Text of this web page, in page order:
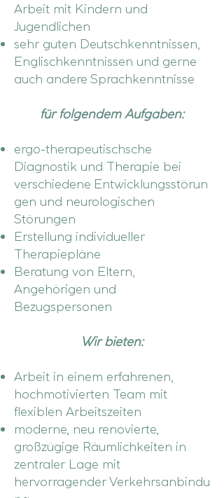
Arbeit mit Kindern und
Jugendlichen
sehr guten Deutschkenntnissen,
Englischkenntnissen und gerne
auch andere Sprachkenntnisse
für folgendem Aufgaben:
ergo-therapeutischsche
Diagnostik und Therapie bei
verschiedene Entwicklungsstörun
gen und neurologischen
Störungen
Erstellung individueller
Therapiepläne
Beratung von Eltern,
Angehörigen und
Bezugspersonen
Wir bieten:
Arbeit in einem erfahrenen,
hochmotivierten Team mit
flexiblen Arbeitszeiten
moderne, neu renovierte,
großzügige Räumlichkeiten in
zentraler Lage mit
hervorragenderVerkehrsanbindu